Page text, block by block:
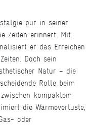
pur in seiner
Zeiten erinnert. Mit
er das Erreichen
Doch sein
Natur – die
Rolle beim
kompaktem
die Wärmeverluste,
oder